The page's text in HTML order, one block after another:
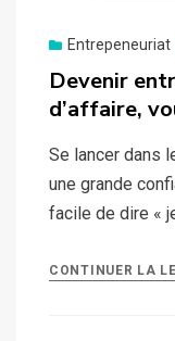
Entrepeneuriat
Devenir
d’affaire,
Se lancer dans
une grande
facile de dire «
CONTINUER LA